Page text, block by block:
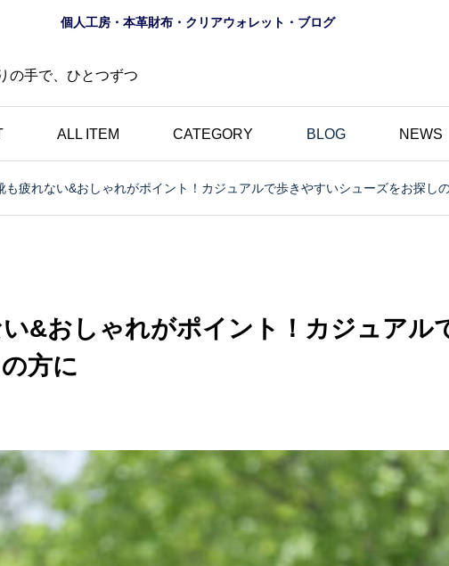
個人工房・本革財布・クリアウォレット・ブログ
の手で、ひとつずつ
ALL ITEM CATEGORY BLOG NEWS
財布
リアウォレット特集
も疲れない&おしゃれがポイント！カジュアルで歩きやすいシューズをお探し
&おしゃれがポイント！カジュアル
方に